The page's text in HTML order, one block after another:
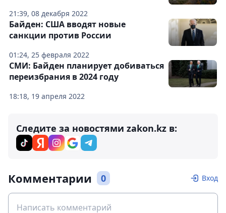
21:39, 08 декабря 2022
01:24, 25 февраля 2022
Байден: США вводят новые
санкции против России
18:18, 19 апреля 2022
СМИ: Байден планирует добиваться
переизбрания в 2024 году
Следите за новостями zakon.kz в:
Комментарии 0 Вход